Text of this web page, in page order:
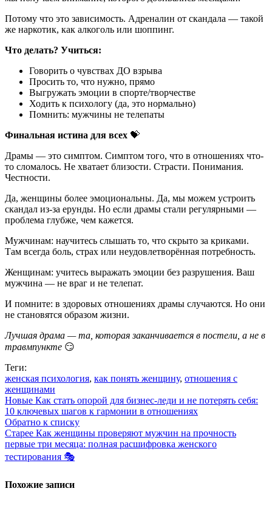
Потому что это зависимость. Адреналин от скандала — такой
же наркотик, как алкоголь или шоппинг.
Что делать? Учиться:
Говорить о чувствах ДО взрыва
Просить то, что нужно, прямо
Выгружать эмоции в спорте/творчестве
Ходить к психологу (да, это нормально)
Помнить: мужчины не телепаты
Финальная истина для всех 💝
Драмы — это симптом. Симптом того, что в отношениях что-
то сломалось. Не хватает близости. Страсти. Понимания.
Честности.
Да, женщины более эмоциональны. Да, мы можем устроить
скандал из-за ерунды. Но если драмы стали регулярными —
проблема глубже, чем кажется.
Мужчинам: научитесь слышать то, что скрыто за криками.
Там всегда боль, страх или неудовлетворённая потребность.
Женщинам: учитесь выражать эмоции без разрушения. Ваш
мужчина — не враг и не телепат.
И помните: в здоровых отношениях драмы случаются. Но они
не становятся образом жизни.
Лучшая драма — та, которая заканчивается в постели, а не в
травмпункте 😏
Теги:
женская психология, как понять женщину, отношения с
женщинами
Новые Как стать опорой для бизнес-леди и не потерять себя:
10 ключевых шагов к гармонии в отношениях
Обратно к списку
Старее Как женщины проверяют мужчин на прочность
первые три месяца: полная расшифровка женского
тестирования 🎭
Похожие записи